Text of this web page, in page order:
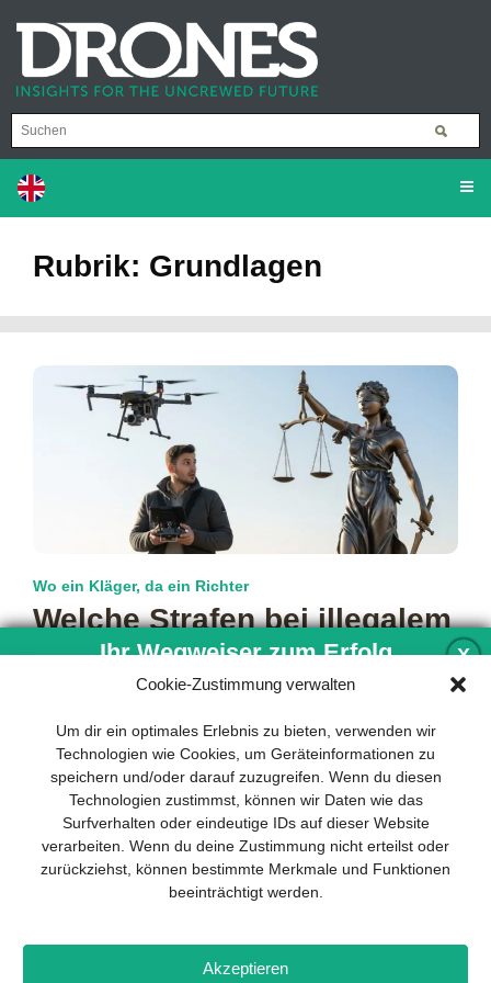
Cookie-Zustimmung verwalten
Um dir ein optimales Erlebnis zu bieten, verwenden wir
Technologien wie Cookies, um Geräteinformationen zu
speichern und/oder darauf zuzugreifen. Wenn du diesen
Technologien zustimmst, können wir Daten wie das
Surfverhalten oder eindeutige IDs auf dieser Website
verarbeiten. Wenn du deine Zustimmung nicht erteilst oder
zurückziehst, können bestimmte Merkmale und Funktionen
beeinträchtigt werden.
Akzeptieren
Rubrik: Grundlagen
Wo ein Kläger, da ein Richter
Welche Strafen bei illegalem
UAS-Betrieb drohen
Unwissenheit schützt vor Strafe nicht, weiß der Volksmund.
werden. Es gibtmehr…
Impressum Datenschutz Kontakt Drones+
Magazin-
Mediadaten
X
Ihr Wegweiser zum Erfolg
nachhaltigen Geschäftsmodells sind für
jedes Unternehmen unverzichtbar. Das
Business Model Canvas hilft, sich dabei
auf das Wesentliche zu konzentrieren
und stets im Blick zu behalten, worauf es
wirklich ankommt.
Abonnieren Sie unseren kostenlosen
herunter: „Vom Produkt zum Business: